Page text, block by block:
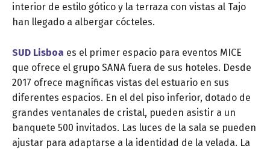
interior de estilo gótico y la terraza con vistas al Tajo
han llegado a albergar cócteles.
SUD Lisboa es el primer espacio para eventos MICE
que ofrece el grupo SANA fuera de sus hoteles. Desde
2017 ofrece magníficas vistas del estuario en sus
diferentes espacios. En el del piso inferior, dotado de
grandes ventanales de cristal, pueden asistir a un
banquete 500 invitados. Las luces de la sala se pueden
ajustar para adaptarse a la identidad de la velada. La